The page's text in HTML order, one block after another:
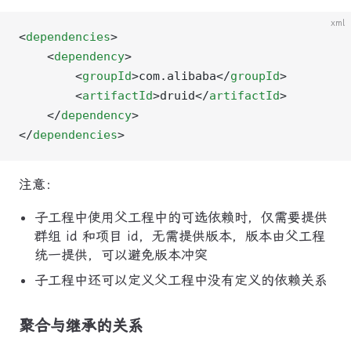
xml
<dependencies>
    <
dependency>
        <
groupId>com.alibaba</groupId>
        <
artifactId>druid</artifactId>
    </
dependency>
</dependencies>
注意：
子工程中使用父工程中的可选依赖时，仅需要提供
群组 id 和项目 id，无需提供版本，版本由父工程
统一提供，可以避免版本冲突
子工程中还可以定义父工程中没有定义的依赖关系
聚合与继承的关系